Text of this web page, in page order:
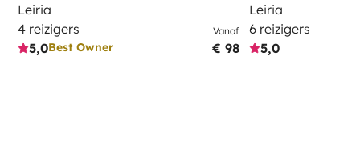
Leiria
4 reizigers
5,0Best Owner
Vanaf
€ 98
Leiria
6 reizigers
5,0